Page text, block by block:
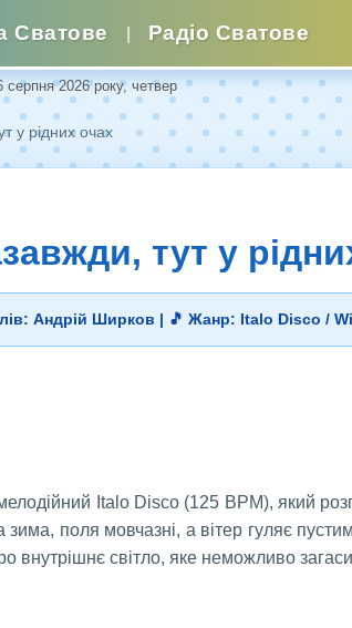
Сватове Радіо Сватове
серпня 2026 року, четвер
у рідних очах
тут у
Андрій Ширков | 🎵 Жанр: Italo Disco /
Italo Disco (125 BPM), який
поля мовчазні, а вітер гуляє
світло, яке неможливо